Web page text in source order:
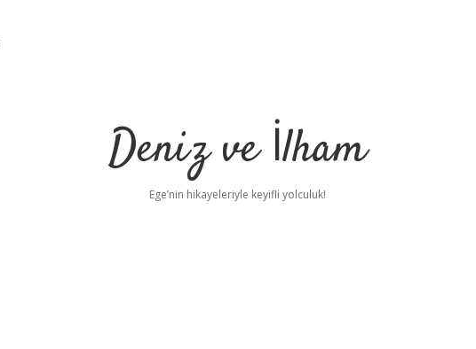
Deniz ve İlham
Ege’nin hikayeleriyle keyifli yolculuk!